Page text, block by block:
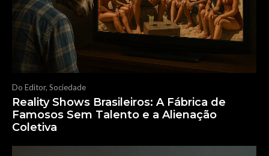
Do Editor, Sociedade
Reality Shows Brasileiros: A Fábrica de
Famosos Sem Talento e a Alienação
Coletiva